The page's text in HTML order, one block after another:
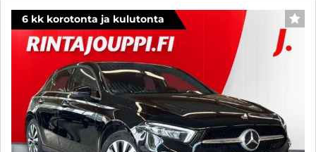
6 kk korotonta ja kulutonta